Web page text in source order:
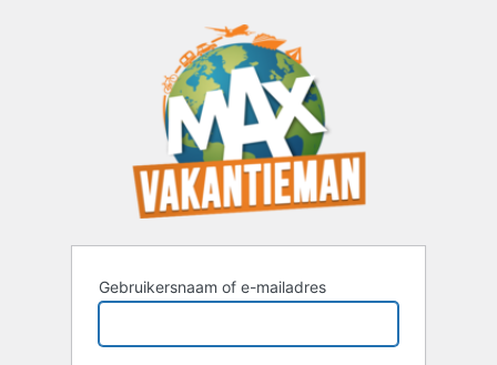
Gebruikersnaam of e-mailadres